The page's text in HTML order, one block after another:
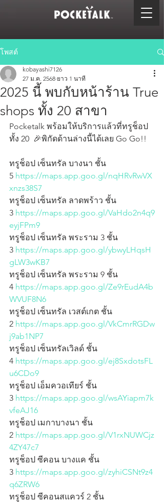
โพสต์
2025 นี้ พบกับหน้าร้าน True
shops ทั้ง 20 สาขา
kobayashi7126
27 ม.ค. 2568 ยาว 1 นาที
Pocketalk พร้อมให้บริการแล้วที่ทรูช็อป
ทั้ง 20  🎉พิกัดด้านล่างนี้ได้เลย Go Go!!
ทรูช็อป เซ็นทรัล บางนา ชั้น
5 https://maps.app.goo.gl/nqHRvRwVX
xnzs38S7
ทรูช็อป เซ็นทรัล ลาดพร้าว ชั้น
3 https://maps.app.goo.gl/VaHdo2n4q9
eyjFPm9
ทรูช็อป เซ็นทรัล พระราม 3 ชั้น
3 https://maps.app.goo.gl/ybwyLHqsH
gLW3wKB7
ทรูช็อป เซ็นทรัล พระราม 9 ชั้น
4 https://maps.app.goo.gl/Ze9rEudA4b
WVUF8N6
ทรูช็อป เซ็นทรัล เวสต์เกต ชั้น
2 https://maps.app.goo.gl/VkCmrRGDw
j9ab1NP7
ทรูช็อป เซ็นทรัลเวิลด์ ชั้น
4 https://maps.app.goo.gl/ej8SxdotsFL
u6CDo9
ทรูช็อป เอ็มควอเทียร์ ชั้น
3 https://maps.app.goo.gl/wsAYiapm7k
vfeAJ16
ทรูช็อป เมกาบางนา ชั้น
2 https://maps.app.goo.gl/V1rxNUWCjz
4ZY47c7
ทรูช็อป ซีคอน บางแค ชั้น
3 https://maps.app.goo.gl/zyhiCSNt9z4
q6ZRW6
ทรูช็อป ซีคอนสแควร์ 2 ชั้น